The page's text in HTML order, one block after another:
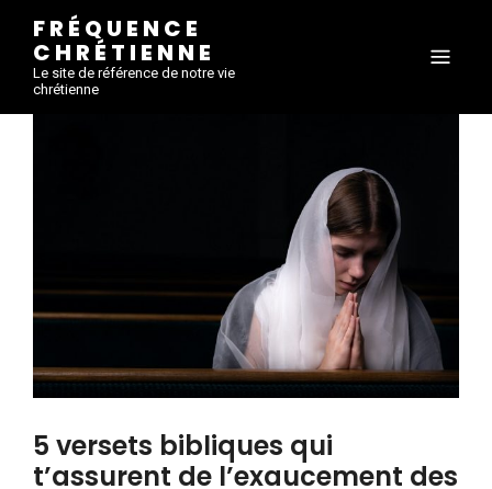
FRÉQUENCE
CHRÉTIENNE
Le site de référence de notre vie
chrétienne
5 versets bibliques qui
t’assurent de l’exaucement des